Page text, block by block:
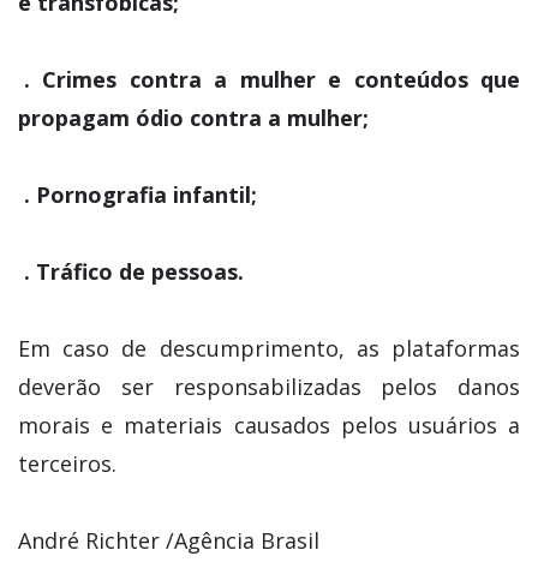
. Crimes contra a mulher e conteúdos que
propagam ódio contra a mulher;
. Pornografia infantil;
. Tráfico de pessoas.
Em caso de descumprimento, as plataformas
deverão ser responsabilizadas pelos danos
morais e materiais causados pelos usuários a
terceiros.
André Richter /Agência Brasil